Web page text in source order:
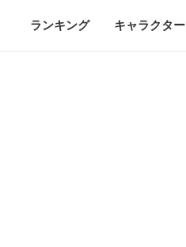
ランキング キャラクター